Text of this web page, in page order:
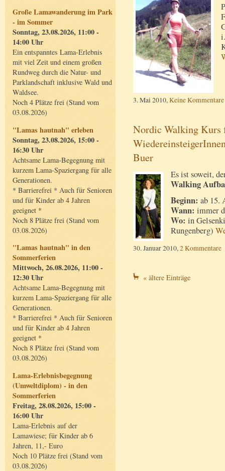
Große Lamawanderung im Park
- im Sommer
Sonntag, 23.08.2026, 11:00 -
14:00 Uhr
Ein entspanntes Lama-Erlebnis
mit viel Zeit und einem großen
Rundweg durch die Natur- und
Parklandschaft inklusive Wald und
Waldsee.
Noch 4 Plätze frei (Stand vom
03.08.2026)
"Lamas hautnah" erleben
Sonntag, 23.08.2026, 15:00 -
16:30 Uhr
Achtsame Lama-Begegnung mit
kurzem Lama-Spaziergang für alle
Generationen.
* Barrierefrei * Auch für Senioren
und für Kinder ab 4 Jahren
geeignet *
Noch 8 Plätze frei (Stand vom
03.08.2026)
"Lamas hautnah" in den
Sommerferien
Mittwoch, 26.08.2026, 11:00 -
12:30 Uhr
Achtsame Lama-Begegnung mit
kurzem Lama-Spaziergang für alle
Generationen.
* Barrierefrei * Auch für Senioren
und für Kinder ab 4 Jahren
geeignet *
Noch 8 Plätze frei (Stand vom
03.08.2026)
Lama-Erlebnisbegegnung
(Umweltdiplom) - in den
Sommerferien
Freitag, 28.08.2026, 15:00 -
16:00 Uhr
Lama-Erlebnis auf der
Lamawiese; für Kinder ab 6
Jahren, 11,- Euro
Noch 10 Plätze frei (Stand vom
03.08.2026)
3. Mai 2010,Keine Kommentare
Nordic Walking Kurs
Buer
Es ist soweit,
Walking
Beginn: ab 15.
Wann: immer
Wo: in
Rungenberg)
30. Januar 2010,2 Kommentare
« ältere Einträge